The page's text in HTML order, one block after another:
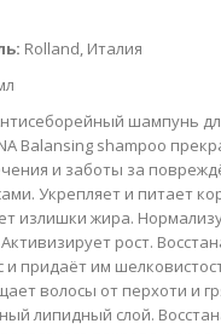
Rolland, Италия
шампунь
Balansing shampoo
и заботы за
Укрепляет и питает
излишки жира.
рост.
и придаёт им
волосы от перхоти и
липидный слой.